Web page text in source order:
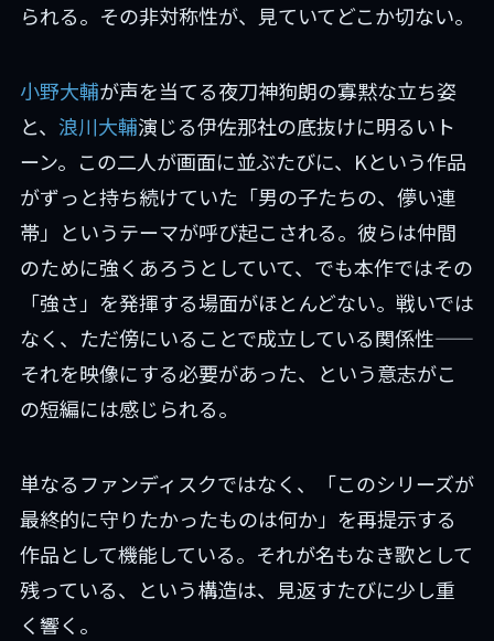
られる。その非対称性が、見ていてどこか切ない。
小野大輔が声を当てる夜刀神狗朗の寡黙な立ち姿
と、 浪川大輔演じる伊佐那社の底抜けに明るいト
ーン。この二人が画面に並ぶたびに、Kという作品
がずっと持ち続けていた「男の子たちの、儚い連
帯」というテーマが呼び起こされる。彼らは仲間
のために強くあろうとしていて、でも本作ではその
「強さ」を発揮する場面がほとんどない。戦いでは
なく、ただ傍にいることで成立している関係性——
それを映像にする必要があった、という意志がこ
の短編には感じられる。
単なるファンディスクではなく、「このシリーズが
最終的に守りたかったものは何か」を再提示する
作品として機能している。それが名もなき歌として
残っている、という構造は、見返すたびに少し重
く響く。